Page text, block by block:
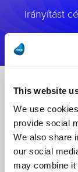
This website
We use
provide social
We also share
our social
may combine it
irányítást